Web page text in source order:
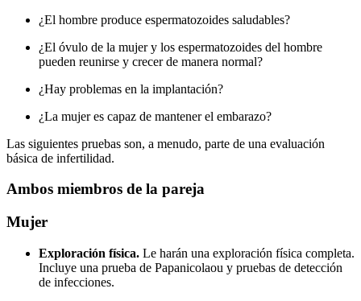
¿El hombre produce espermatozoides saludables?
¿El óvulo de la mujer y los espermatozoides del hombre
pueden reunirse y crecer de manera normal?
¿Hay problemas en la implantación?
¿La mujer es capaz de mantener el embarazo?
Las siguientes pruebas son, a menudo, parte de una evaluación
básica de infertilidad.
Ambos miembros de la pareja
Mujer
Exploración física. Le harán una exploración física completa.
Incluye una prueba de Papanicolaou y pruebas de detección
de infecciones.